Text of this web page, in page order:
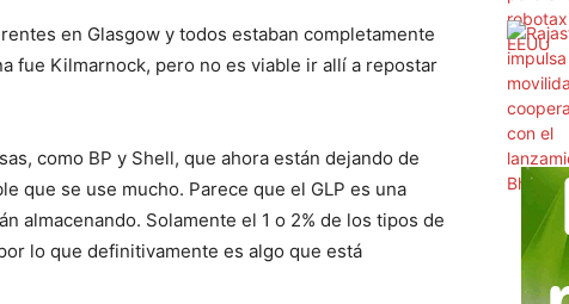
en Glasgow y todos estaban completamente
fue Kilmarnock, pero no es viable ir allí a repostar
como BP y Shell, que ahora están dejando de
que se use mucho. Parece que el GLP es una
almacenando. Solamente el 1 o 2% de los tipos de
lo que definitivamente es algo que está